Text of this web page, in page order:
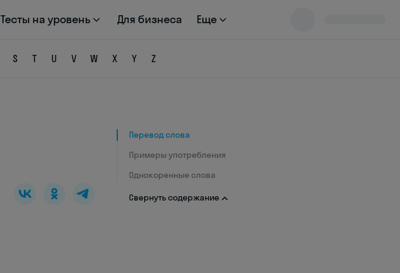
Тесты на уровень Для бизнеса Еще
S T U V W X Y Z
Перевод слова
Примеры употребления
Однокоренные слова
Свернуть содержание